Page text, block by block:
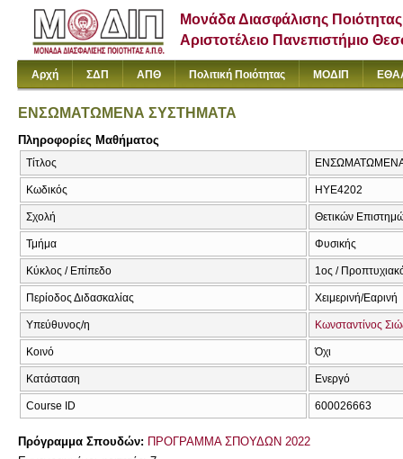
Μονάδα Διασφάλισης Ποιότητας
Αριστοτέλειο Πανεπιστήμιο
Αρχή ΣΔΠ ΑΠΘ Πολιτική Ποιότητας ΜΟΔΙΠ
ΕΝΣΩΜΑΤΩΜΕΝΑ ΣΥΣΤΗΜΑΤΑ
Πληροφορίες Μαθήματος
Τίτλος ΕΝΣΩΜΑΤΩΜΕΝΑ
Κωδικός ΗΥΕ4202
Σχολή Θετικών
Τμήμα Φυσικής
Κύκλος / Επίπεδο 1ος /
Περίοδος Διδασκαλίας Χειμερινή/Εαρινή
Υπεύθυνος/η Κωνσταντίνος
Κοινό Όχι
Κατάσταση Ενεργό
Course ID 600026663
Πρόγραμμα Σπουδών: ΠΡΟΓΡΑΜΜΑ ΣΠΟΥΔΩΝ 2022